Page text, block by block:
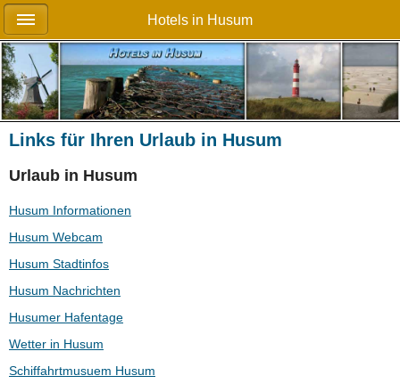
Hotels in Husum
Links für Ihren Urlaub in Husum
Urlaub in Husum
Husum Informationen
Husum Webcam
Husum Stadtinfos
Husum Nachrichten
Husumer Hafentage
Wetter in Husum
Schiffahrtmusuem Husum